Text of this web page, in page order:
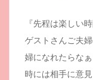
『先程は楽しい
ゲストさんご夫
婦になれたらな
時には相手に意